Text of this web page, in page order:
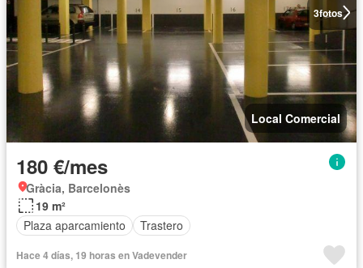
3fotos
Local Comercial
180 €/mes
Gràcia, Barcelonès
19 m²
Plaza aparcamiento
Trastero
Hace 4 días, 19 horas en Vadevender